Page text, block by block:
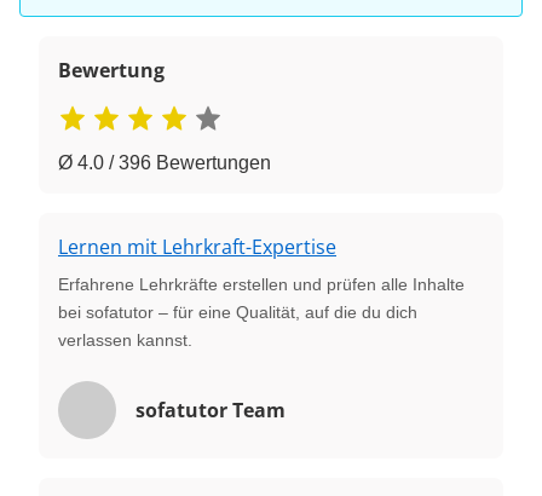
Bewertung
Ø 4.0 / 396 Bewertungen
Lernen mit Lehrkraft-Expertise
Erfahrene Lehrkräfte erstellen und prüfen alle Inhalte
bei sofatutor – für eine Qualität, auf die du dich
verlassen kannst.
sofatutor Team